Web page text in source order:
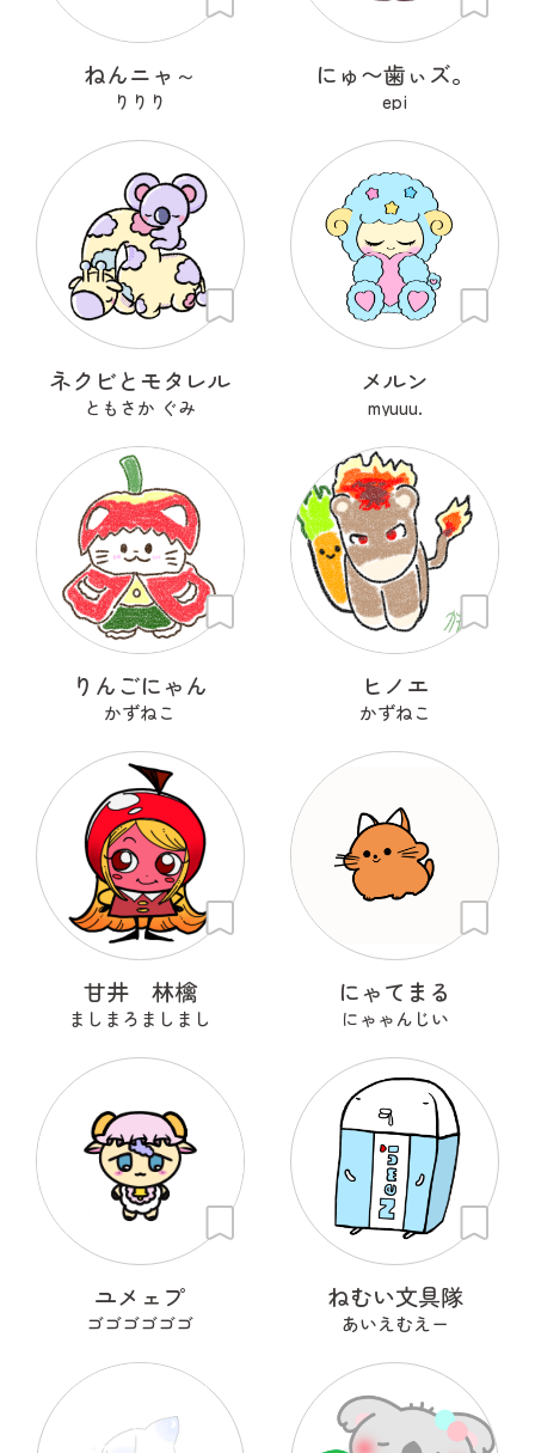
ねんニャ～
りりり
にゅ〜歯ぃズ。
epi
ネクビとモタレル
ともさか ぐみ
メルン
myuuu.
りんごにゃん
かずねこ
ヒノエ
かずねこ
甘井 林檎
ましまろましまし
にゃてまる
にゃゃんじい
ユメェプ
ゴゴゴゴゴゴ
ねむい文具隊
あいえむえー